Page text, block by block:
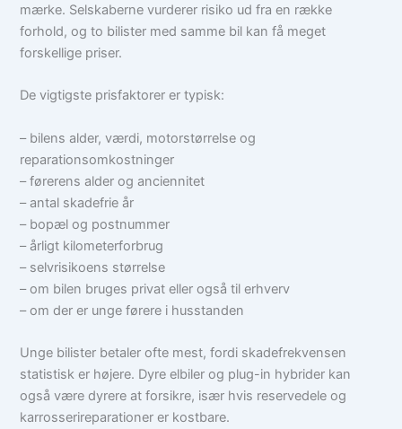
mærke. Selskaberne vurderer risiko ud fra en række
forhold, og to bilister med samme bil kan få meget
forskellige priser.
De vigtigste prisfaktorer er typisk:
– bilens alder, værdi, motorstørrelse og
reparationsomkostninger
– førerens alder og anciennitet
– antal skadefrie år
– bopæl og postnummer
– årligt kilometerforbrug
– selvrisikoens størrelse
– om bilen bruges privat eller også til erhverv
– om der er unge førere i husstanden
Unge bilister betaler ofte mest, fordi skadefrekvensen
statistisk er højere. Dyre elbiler og plug-in hybrider kan
også være dyrere at forsikre, især hvis reservedele og
karrosserireparationer er kostbare.